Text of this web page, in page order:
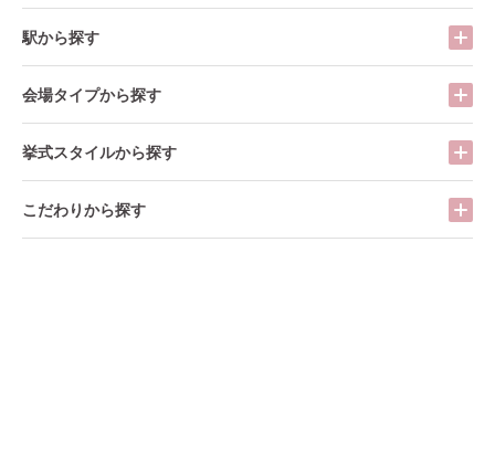
駅から探す
会場タイプから探す
挙式スタイルから探す
こだわりから探す